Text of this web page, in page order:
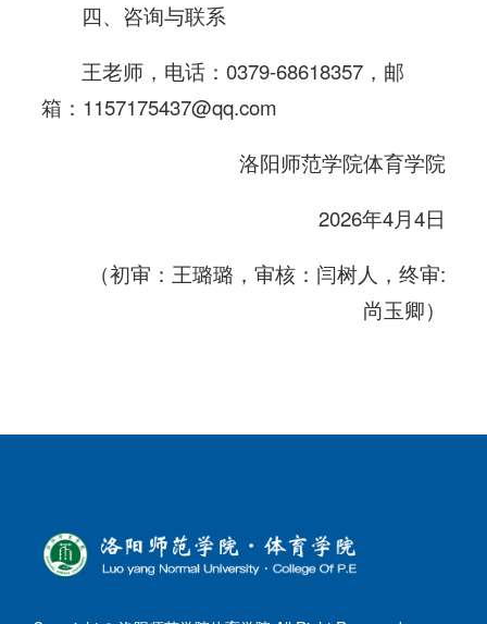
四、咨询与联系
王老师，电话：0379-68618357，邮
箱：1157175437@qq.com
洛阳师范学院体育学院
2026年4月4日
（初审：王璐璐，审核：闫树人，终审:
尚玉卿）